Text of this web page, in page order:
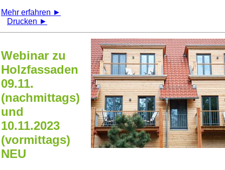
Mehr erfahren ►
Drucken ►
Webinar zu
Holzfassaden
09.11.
(nachmittags)
und
10.11.2023
(vormittags)
NEU